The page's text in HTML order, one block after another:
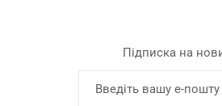
Підписка на